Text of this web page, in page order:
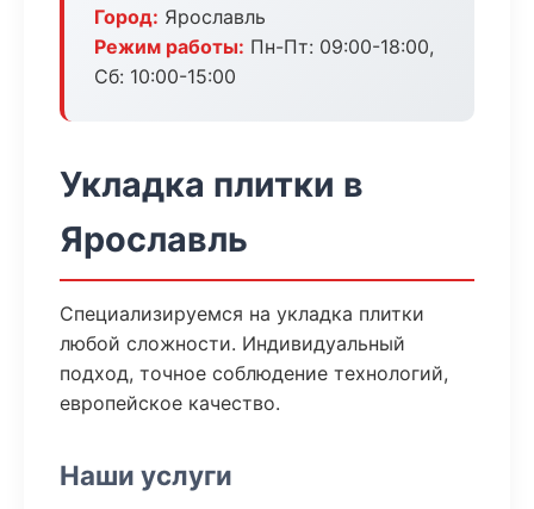
Город: Ярославль
Режим работы: Пн-Пт: 09:00-18:00,
Сб: 10:00-15:00
Укладка плитки в
Ярославль
Специализируемся на укладка плитки
любой сложности. Индивидуальный
подход, точное соблюдение технологий,
европейское качество.
Наши услуги